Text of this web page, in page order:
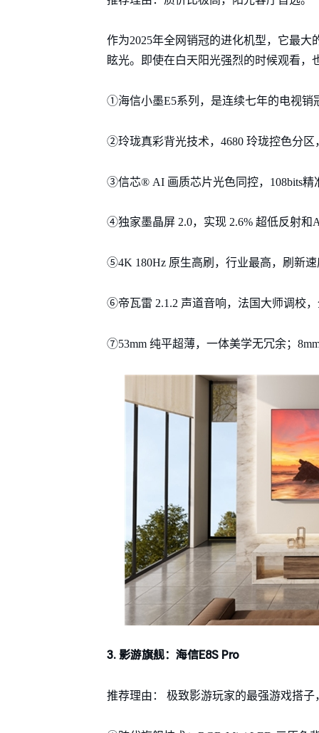
作为2025年全网销冠的进化机型，它最大
眩光。即使在白天阳光强烈的时候观看，
①海信小墨E5系列，是连续七年的电视销
②玲珑真彩背光技术，4680 玲珑控色分区
③信芯® AI 画质芯片光色同控，108bits精
④独家墨晶屏 2.0，实现 2.6% 超低反射
⑤4K 180Hz 原生高刷，行业最高，刷新
⑥帝瓦雷 2.1.2 声道音响，法国大师调校
⑦53mm 纯平超薄，一体美学无冗余；
3. 影游旗舰：海信E8S Pro
推荐理由： 极致影游玩家的最强游戏搭